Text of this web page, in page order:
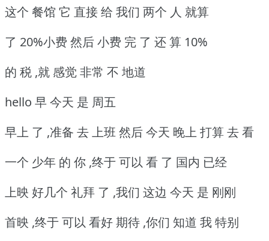
这个 餐馆 它 直接 给 我们 两个 人 就算
了 20%小费 然后 小费 完 了 还 算 10%
的 税 ,就 感觉 非常 不 地道
hello 早 今天 是 周五
早上 了 ,准备 去 上班 然后 今天 晚上 打算 去 看
一个 少年 的 你 ,终于 可以 看 了 国内 已经
上映 好几个 礼拜 了 ,我们 这边 今天 是 刚刚
首映 ,终于 可以 看好 期待 ,你们 知道 我 特别